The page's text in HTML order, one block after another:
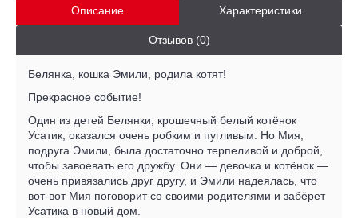
Описание Характеристики
Отзывов (0)
Белянка, кошка Эмили, родила котят!
Прекрасное событие!
Один из детей Белянки, крошечный белый котёнок
Усатик, оказался очень робким и пугливым. Но Мия,
подруга Эмили, была достаточно терпеливой и доброй,
чтобы завоевать его дружбу. Они — девочка и котёнок —
очень привязались друг другу, и Эмили надеялась, что
вот-вот Мия поговорит со своими родителями и забёрет
Усатика в новый дом.